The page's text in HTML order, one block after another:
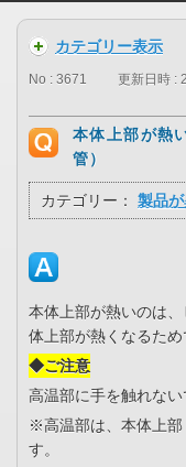
カテゴリー表示
No : 3671 更新日時 :
本体上部が熱
管）
カテゴリー： 製品
本体上部が熱いのは
体上部が熱くなるため
◆ご注意
高温部に手を触れない
※高温部は、本体上部
す。